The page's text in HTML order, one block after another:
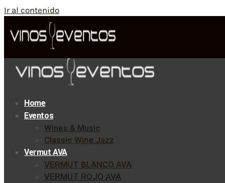
Ir al contenido
Home
Eventos
Wines & Music
Classic Wine Jazz
Vermut AVA
VERMUT BLANCO AVA
VERMUT ROJO AVA